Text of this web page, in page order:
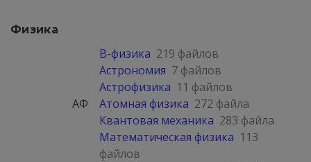
Физика
B-физика 219 файлов
Астрономия 7 файлов
Астрофизика 11 файлов
АФ
Атомная физика 272 файла
Квантовая механика 283 файла
Математическая физика 113
файлов